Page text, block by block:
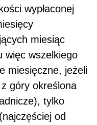
wypłaconej
miesiąc
więc wszelkiego
miesięczne, jeżeli
góry określona
tylko
od